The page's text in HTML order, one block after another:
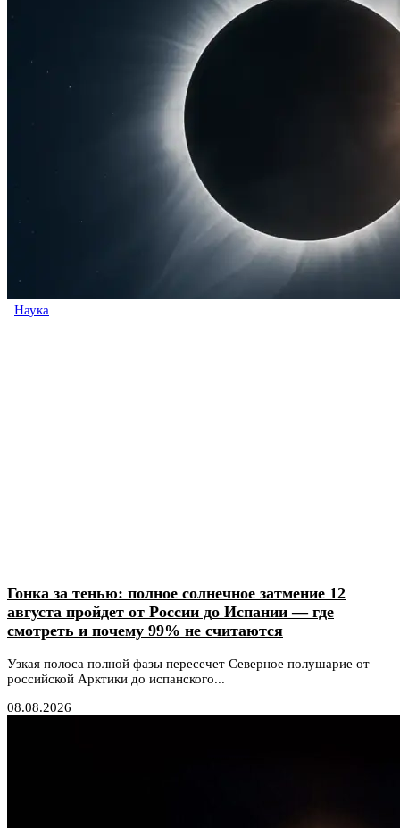
Наука
Гонка за тенью: полное солнечное затмение 12
августа пройдет от России до Испании — где
смотреть и почему 99% не считаются
Узкая полоса полной фазы пересечет Северное полушарие от
российской Арктики до испанского...
08.08.2026